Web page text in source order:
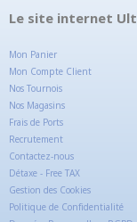
Le site internet
Mon Panier
Mon Compte Client
Nos Tournois
Nos Magasins
Frais de Ports
Recrutement
Contactez-nous
Détaxe - Free TAX
Gestion des Cookies
Politique de Confidentialité